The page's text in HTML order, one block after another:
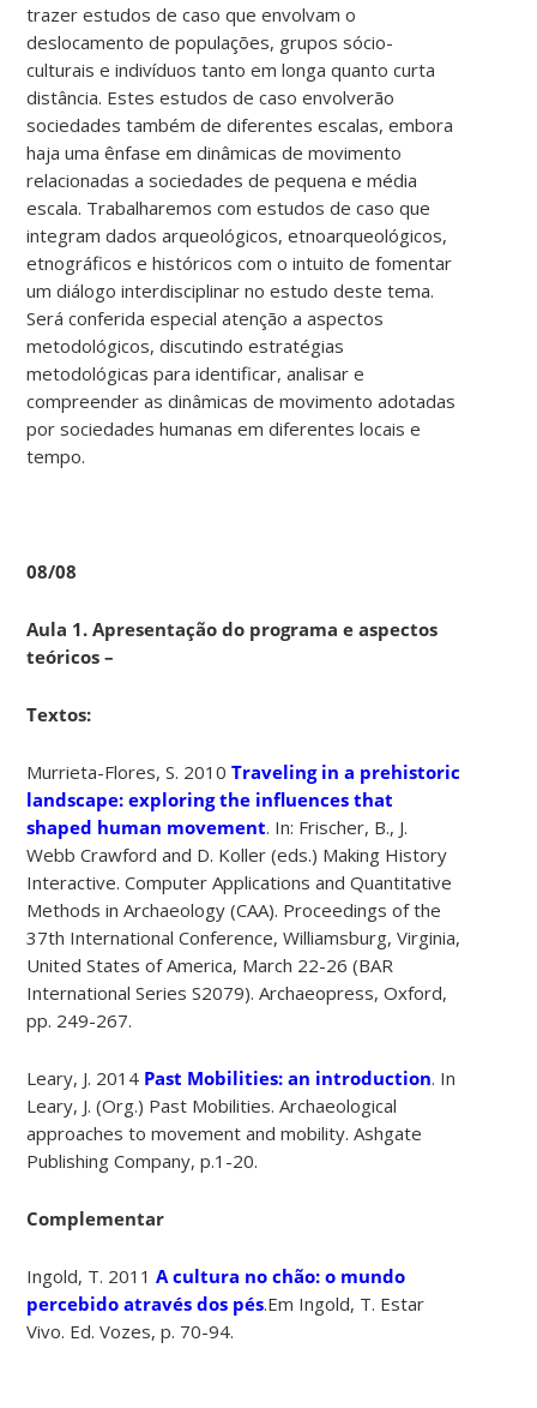
trazer estudos de caso que envolvam o
deslocamento de populações, grupos sócio-
culturais e indivíduos tanto em longa quanto curta
distância. Estes estudos de caso envolverão
sociedades também de diferentes escalas, embora
haja uma ênfase em dinâmicas de movimento
relacionadas a sociedades de pequena e média
escala. Trabalharemos com estudos de caso que
integram dados arqueológicos, etnoarqueológicos,
etnográficos e históricos com o intuito de fomentar
um diálogo interdisciplinar no estudo deste tema.
Será conferida especial atenção a aspectos
metodológicos, discutindo estratégias
metodológicas para identificar, analisar e
compreender as dinâmicas de movimento adotadas
por sociedades humanas em diferentes locais e
tempo.
08/08
Aula 1. Apresentação do programa e aspectos
teóricos –
Textos:
Murrieta-Flores, S. 2010Traveling in a prehistoric
landscape: exploring the influences that
shaped human movement. In: Frischer, B., J.
Webb Crawford and D. Koller (eds.) Making History
Interactive. Computer Applications and Quantitative
Methods in Archaeology (CAA). Proceedings of the
37th International Conference, Williamsburg, Virginia,
United States of America, March 22-26 (BAR
International Series S2079). Archaeopress, Oxford,
pp. 249-267.
Leary, J. 2014 Past Mobilities: an introduction. In
Leary, J. (Org.) Past Mobilities. Archaeological
approaches to movement and mobility. Ashgate
Publishing Company, p.1-20.
Complementar
Ingold, T. 2011A cultura no chão: o mundo
percebido através dos pés.Em Ingold, T. Estar
Vivo. Ed. Vozes, p. 70-94.